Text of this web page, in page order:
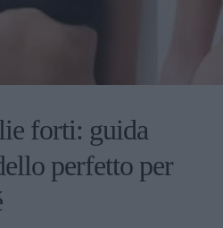
forti: guida
perfetto per